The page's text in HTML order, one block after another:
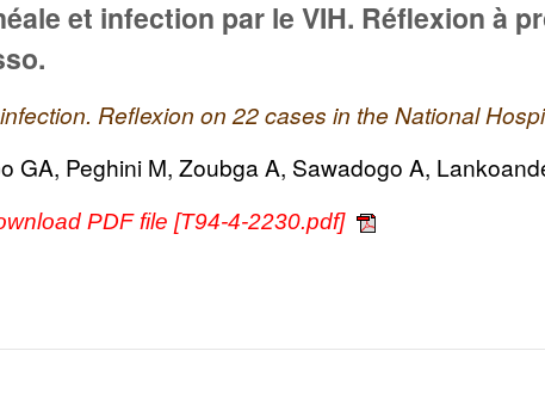
et infection par le VIH. Réflexion à
Reflexion on 22 cases in the National
GA, Peghini M, Zoubga A, Sawadogo A,
PDF file [T94-4-2230.pdf]